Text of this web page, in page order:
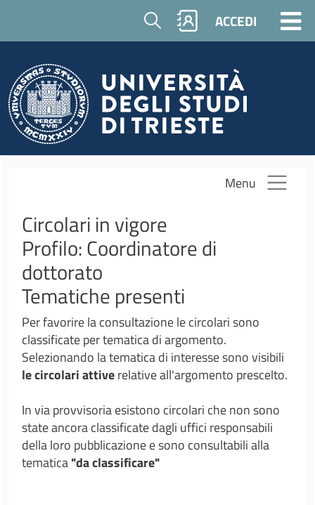
Salta al contenuto principale
Cerca ACCEDI
Menu
Circolari in vigore
Profilo: Coordinatore di
dottorato
Tematiche presenti
Per favorire la consultazione le circolari sono
classificate per tematica di argomento.
Selezionando la tematica di interesse sono visibili
le circolari attiverelative all'argomento prescelto.
In via provvisoria esistono circolari che non sono
state ancora classificate dagli uffici responsabili
della loro pubblicazione e sono consultabili alla
tematica"da classificare"